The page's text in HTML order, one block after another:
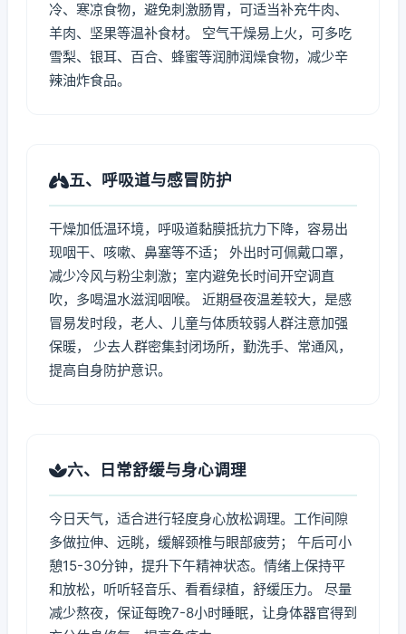
冷、寒凉食物，避免刺激肠胃，可适当补充牛肉、
羊肉、坚果等温补食材。 空气干燥易上火，可多吃
雪梨、银耳、百合、蜂蜜等润肺润燥食物，减少辛
辣油炸食品。
五、呼吸道与感冒防护
干燥加低温环境，呼吸道黏膜抵抗力下降，容易出
现咽干、咳嗽、鼻塞等不适； 外出时可佩戴口罩，
减少冷风与粉尘刺激；室内避免长时间开空调直
吹，多喝温水滋润咽喉。 近期昼夜温差较大，是感
冒易发时段，老人、儿童与体质较弱人群注意加强
保暖， 少去人群密集封闭场所，勤洗手、常通风，
提高自身防护意识。
六、日常舒缓与身心调理
今日天气，适合进行轻度身心放松调理。工作间隙
多做拉伸、远眺，缓解颈椎与眼部疲劳； 午后可小
憩15-30分钟，提升下午精神状态。情绪上保持平
和放松，听听轻音乐、看看绿植，舒缓压力。 尽量
减少熬夜，保证每晚7-8小时睡眠，让身体器官得到